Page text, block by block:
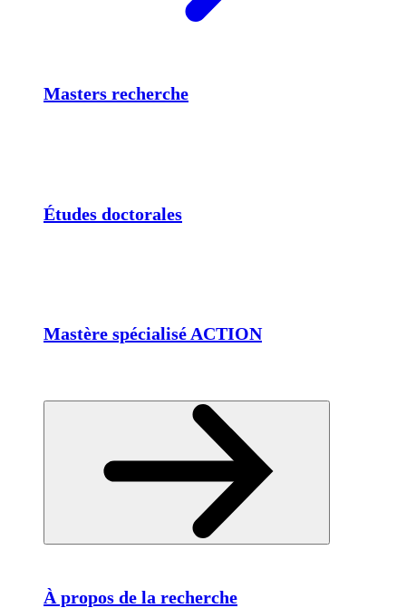
Masters recherche
Études doctorales
Mastère spécialisé ACTION
À propos de la recherche